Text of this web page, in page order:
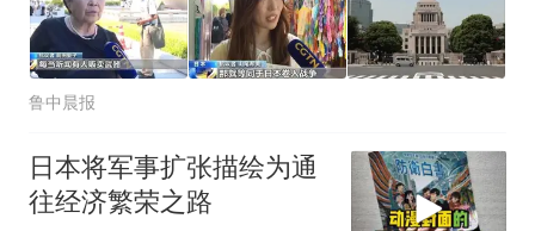
鲁中晨报
日本将军事扩张描绘为通
往经济繁荣之路